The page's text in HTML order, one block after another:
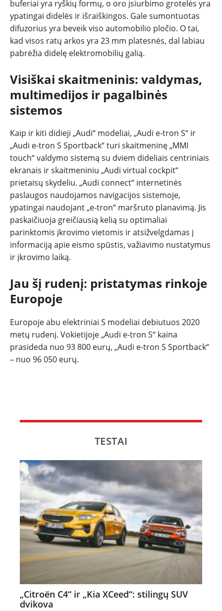
buferiai yra ryškių formų, o oro įsiurbimo grotelės yra
ypatingai didelės ir išraiškingos. Gale sumontuotas
difuzorius yra beveik viso automobilio pločio. O tai,
kad visos ratų arkos yra 23 mm platesnės, dal labiau
pabrėžia didelę elektromobilių galią.
Visiškai skaitmeninis: valdymas,
multimedijos ir pagalbinės
sistemos
Kaip ir kiti didieji „Audi“ modeliai, „Audi e-tron S“ ir
„Audi e-tron S Sportback“ turi skaitmeninę „MMI
touch“ valdymo sistemą su dviem dideliais centriniais
ekranais ir skaitmeniniu „Audi virtual cockpit“
prietaisų skydeliu. „Audi connect“ internetinės
paslaugos naudojamos navigacijos sistemoje,
ypatingai naudojant „e-tron“ maršruto planavimą. Jis
paskaičiuoja greičiausią kelią su optimaliai
parinktomis įkrovimo vietomis ir atsižvelgdamas į
informaciją apie eismo spūstis, važiavimo nustatymus
ir įkrovimo laiką.
Jau šį rudenį: pristatymas rinkoje
Europoje
Europoje abu elektriniai S modeliai debiutuos 2020
metų rudenį. Vokietijoje „Audi e-tron S“ kaina
prasideda nuo 93 800 eurų, „Audi e-tron S Sportback“
– nuo 96 050 eurų.
TESTAI
„Citroën C4“ ir „Kia XCeed“: stilingų SUV
dvikova